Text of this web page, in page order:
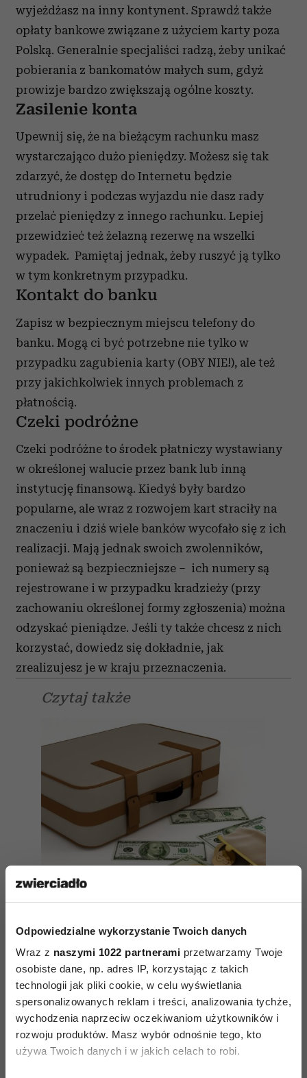
Odpowiedzialne wykorzystanie Twoich danych
Wraz z naszymi 1022 partnerami przetwarzamy Twoje
osobiste dane, np. adres IP, korzystając z takich
technologii jak pliki cookie, w celu wyświetlania
spersonalizowanych reklam i treści, analizowania tychże,
wychodzenia naprzeciw oczekiwaniom użytkowników i
rozwoju produktów. Masz wybór odnośnie tego, kto
używa Twoich danych i w jakich celach to robi.
wyjeżdżasz na inny kontynent. Sprawdź także
opłaty bankowe związane z użyciem karty poza
Polską. Generalnie specjaliści radzą, żeby unikać
pobierania z bankomatów małych sum, gdyż
prowizje bardzo zwiększają ogólne koszty.
Zasilenie konta
Upewnij się, że na bieżącym rachunku masz
wystarczająco dużo pieniędzy. Możesz się tak
zdarzyć, że dostęp do Internetu będzie
utrudniony i podczas wyjazdu nie dasz rady
przelać pieniędzy z innego rachunku. Lepiej
przewidzieć też żelazną rezerwę na wszelki
wypadek. Pamiętaj jednak, żeby ruszyć ją tylko
w tym konkretnym przypadku.
Kontakt do banku
Zapisz w bezpiecznym miejscu telefony do
banku. Mogą ci być potrzebne nie tylko w
przypadku zagubienia karty (OBY NIE!), ale też
przy jakichkolwiek innych problemach z
płatnością.
Czeki podróżne
Czeki podróżne to środek płatniczy wystawiany
w określonej walucie przez bank lub inną
instytucję finansową. Kiedyś były bardzo
popularne, ale wraz z rozwojem kart straciły na
znaczeniu i dziś wiele banków wycofało się z ich
realizacji. Mają jednak swoich zwolenników,
ponieważ są bezpieczniejsze – ich numery są
rejestrowane i w przypadku kradzieży (przy
zachowaniu określonej formy zgłoszenia) można
odzyskać pieniądze. Jeśli ty także chcesz z nich
korzystać, dowiedz się dokładnie, jak
zrealizujesz je w kraju przeznaczenia.
Czytaj także
Problemy z pieniędzmi za
granicą